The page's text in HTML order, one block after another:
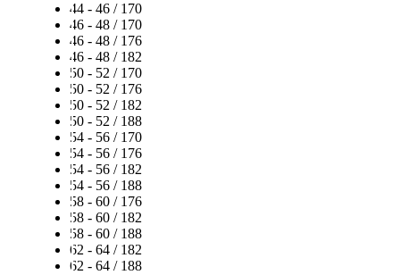
44 - 46 / 170
46 - 48 / 170
46 - 48 / 176
46 - 48 / 182
50 - 52 / 170
50 - 52 / 176
50 - 52 / 182
50 - 52 / 188
54 - 56 / 170
54 - 56 / 176
54 - 56 / 182
54 - 56 / 188
58 - 60 / 176
58 - 60 / 182
58 - 60 / 188
62 - 64 / 182
62 - 64 / 188